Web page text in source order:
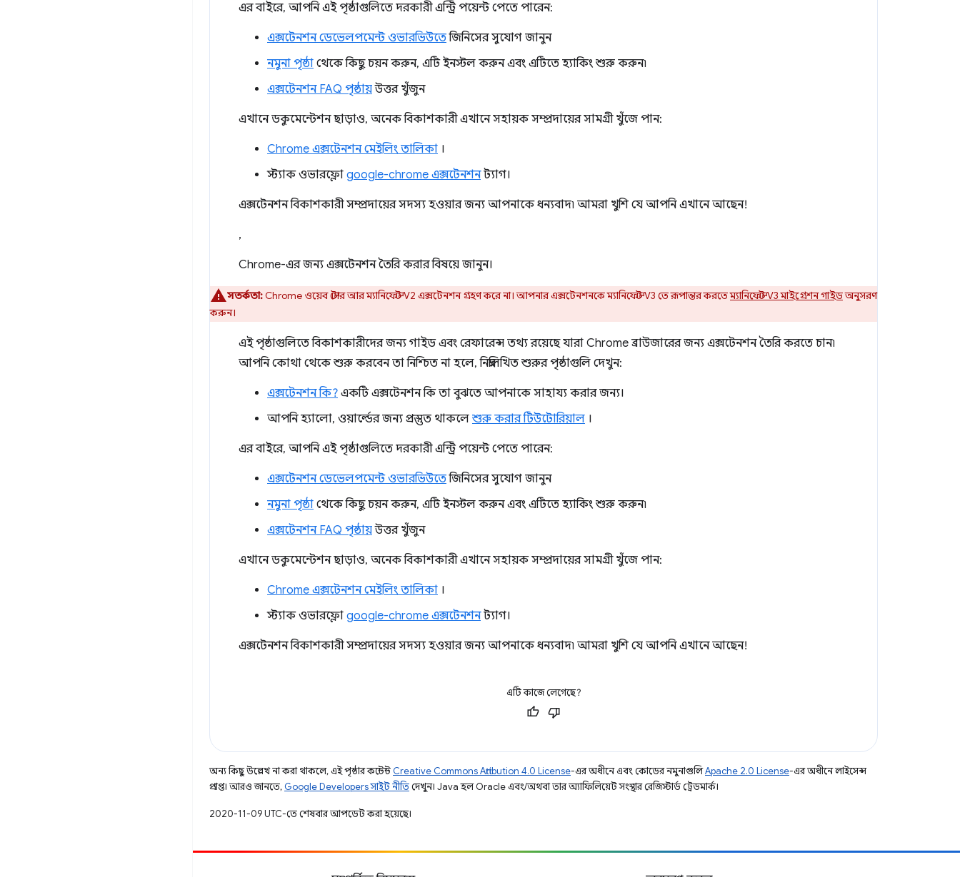
এর বাইরে, আপনি এই পৃষ্ঠাগুলিতে দরকারী এন্ট্রি পয়েন্ট পেতে পারেন:
এক্সটেনশন ডেভেলপমেন্ট ওভারভিউতেজিনিসের সুযোগ জানুন
নমুনা পৃষ্ঠা থেকে কিছু চয়ন করুন, এটি ইনস্টল করুন এবং এটিতে হ্যাকিং শুরু করুন৷
এক্সটেনশন FAQ পৃষ্ঠায়উত্তর খুঁজুন
এখানে ডকুমেন্টেশন ছাড়াও, অনেক বিকাশকারী এখানে সহায়ক সম্প্রদায়ের সামগ্রী খুঁজে পান:
Chrome এক্সটেনশন মেইলিং তালিকা ।
স্ট্যাক ওভারফ্লো google-chrome এক্সটেনশনট্যাগ।
এক্সটেনশন বিকাশকারী সম্প্রদায়ের সদস্য হওয়ার জন্য আপনাকে ধন্যবাদ৷ আমরা খুশি যে আপনি এখানে আছেন!
,
Chrome-এর জন্য এক্সটেনশন তৈরি করার বিষয়ে জানুন।
সতর্কতা:Chrome ওয়েব স্টোর আর ম্যানিফেস্ট V2 এক্সটেনশন গ্রহণ করে না। আপনার এক্সটেনশনকে ম্যানিফেস্ট V3 তে রূপান্তর করতেম্যানিফেস্ট V3 মাইগ্রেশন গাইডঅনুসরণ
করুন।
এই পৃষ্ঠাগুলিতে বিকাশকারীদের জন্য গাইড এবং রেফারেন্স তথ্য রয়েছে যারা Chrome ব্রাউজারের জন্য এক্সটেনশন তৈরি করতে চান৷
আপনি কোথা থেকে শুরু করবেন তা নিশ্চিত না হলে, নিম্নলিখিত শুরুর পৃষ্ঠাগুলি দেখুন:
এক্সটেনশন কি? একটি এক্সটেনশন কি তা বুঝতে আপনাকে সাহায্য করার জন্য।
আপনি হ্যালো, ওয়ার্ল্ডের জন্য প্রস্তুত থাকলে শুরু করার টিউটোরিয়াল ।
এর বাইরে, আপনি এই পৃষ্ঠাগুলিতে দরকারী এন্ট্রি পয়েন্ট পেতে পারেন:
এক্সটেনশন ডেভেলপমেন্ট ওভারভিউতেজিনিসের সুযোগ জানুন
নমুনা পৃষ্ঠা থেকে কিছু চয়ন করুন, এটি ইনস্টল করুন এবং এটিতে হ্যাকিং শুরু করুন৷
এক্সটেনশন FAQ পৃষ্ঠায়উত্তর খুঁজুন
এখানে ডকুমেন্টেশন ছাড়াও, অনেক বিকাশকারী এখানে সহায়ক সম্প্রদায়ের সামগ্রী খুঁজে পান:
Chrome এক্সটেনশন মেইলিং তালিকা ।
স্ট্যাক ওভারফ্লো google-chrome এক্সটেনশনট্যাগ।
এক্সটেনশন বিকাশকারী সম্প্রদায়ের সদস্য হওয়ার জন্য আপনাকে ধন্যবাদ৷ আমরা খুশি যে আপনি এখানে আছেন!
এটি কাজে লেগেছে?
অন্য কিছু উল্লেখ না করা থাকলে, এই পৃষ্ঠার কন্টেন্ট Creative Commons Attribution 4.0 License-এর অধীনে এবং কোডের নমুনাগুলিApache 2.0 License-এর অধীনে লাইসেন্স
প্রাপ্ত। আরও জানতে, Google Developers সাইট নীতিদেখুন। Java হল Oracle এবং/অথবা তার অ্যাফিলিয়েট সংস্থার রেজিস্টার্ড ট্রেডমার্ক।
2020-11-09 UTC-তে শেষবার আপডেট করা হয়েছে।